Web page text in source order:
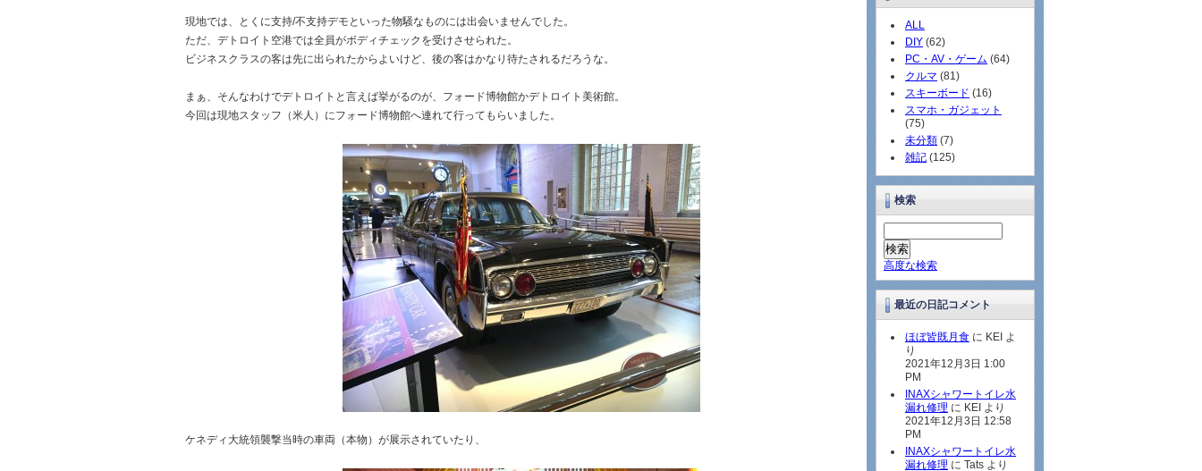
現地では、とくに支持/不支持デモといった物騒なものには出会いませんでした。
ただ、デトロイト空港では全員がボディチェックを受けさせられた。
ビジネスクラスの客は先に出られたからよいけど、後の客はかなり待たされるだろうな。
まぁ、そんなわけでデトロイトと言えば挙がるのが、フォード博物館かデトロイト美術館。
今回は現地スタッフ（米人）にフォード博物館へ連れて行ってもらいました。
ケネディ大統領襲撃当時の車両（本物）が展示されていたり、
ALL
DIY (62)
PC・AV・ゲーム (64)
クルマ (81)
スキーボード (16)
スマホ・ガジェット
(75)
未分類 (7)
雑記 (125)
検索
高度な検索
最近の日記コメント
ほぼ皆既月食 に KEI よ
り
2021年12月3日 1:00
PM
INAXシャワートイレ水
漏れ修理 に KEI より
2021年12月3日 12:58
PM
INAXシャワートイレ水
漏れ修理 に Tats より